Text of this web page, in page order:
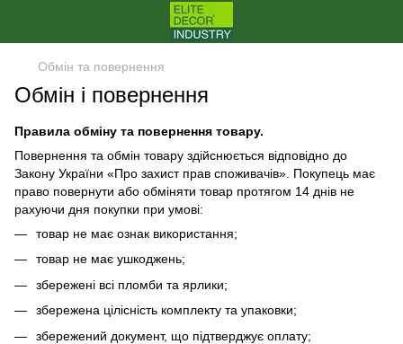
Обмін та повернення
Обмін і повернення
Правила обміну та повернення товару.
Повернення та обмін товару здійснюється відповідно до
Закону України «Про захист прав споживачів». Покупець має
право повернути або обміняти товар протягом 14 днів не
рахуючи дня покупки при умові:
товар не має ознак використання;
товар не має ушкоджень;
збережені всі пломби та ярлики;
збережена цілісність комплекту та упаковки;
збережений документ, що підтверджує оплату;